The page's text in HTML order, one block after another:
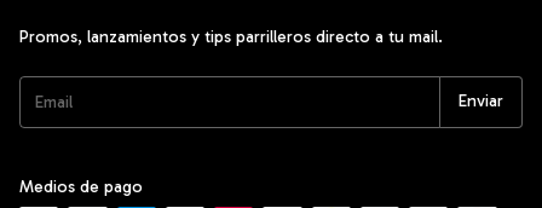
Promos, lanzamientos y tips parrilleros directo a tu mail.
Medios de pago